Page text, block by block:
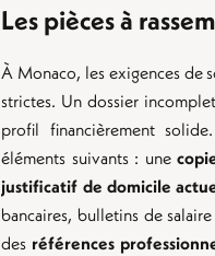
Les pièces à
À Monaco, les exigences de
strictes. Un dossier
profil financièrement
éléments suivants : une
justificatif de domicile
bancaires, bulletins de
des références